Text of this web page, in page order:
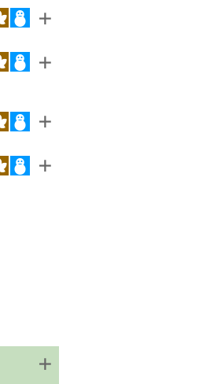
＋
＋
＋
＋
＋